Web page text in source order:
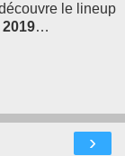
le lineup
…
›